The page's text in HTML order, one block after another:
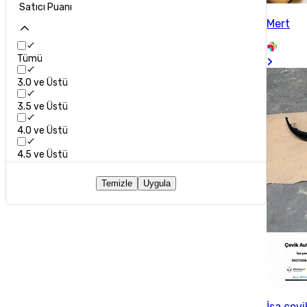
Satıcı Puanı
Tümü
3.0 ve Üstü
3.5 ve Üstü
4.0 ve Üstü
4.5 ve Üstü
Temizle Uygula
Mert